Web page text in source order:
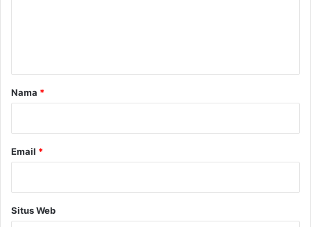
rNama *
Email *
Situs Web